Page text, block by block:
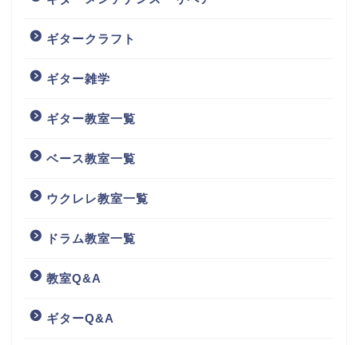
ギタークラフト
ギター雑学
ギター教室一覧
ベース教室一覧
ウクレレ教室一覧
ドラム教室一覧
教室Q&A
ギターQ&A